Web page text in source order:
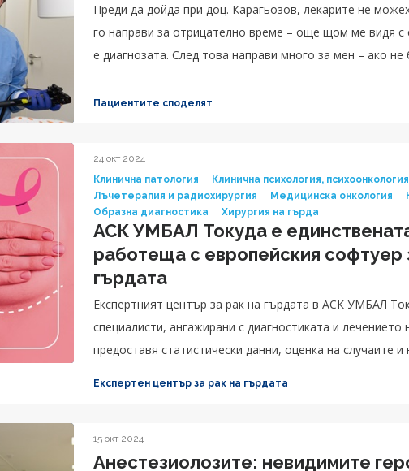
Преди да дойда при доц. Карагьозов, лекарите не
го направи за отрицателно време – още щом ме видя с
е диагнозата. След това направи много за мен – ако
Пациентите споделят
24 окт 2024
Клинична патология
Клинична психология,
Лъчетерапия и радиохирургия
Медицинска онкология
Образна диагностика
Хирургия на гърда
АСК УМБАЛ Токуда е
работеща с европейския софтуер
гърдата
Експертният център за рак на гърдата в АСК УМБАЛ
специалисти, ангажирани с диагностиката и
предоставя статистически данни, оценка на случаите
Експертен център за рак на гърдата
15 окт 2024
Анестезиолозите: невидимите